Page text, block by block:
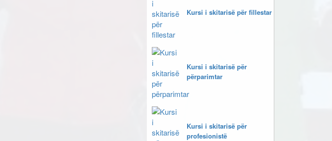
Kursi i skitarisë për fillestar
Kursi i skitarisë për
përparimtar
Kursi i skitarisë për
profesionistë